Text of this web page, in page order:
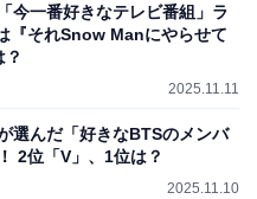
今一番好きなテレビ番組」ラ
『それSnow Manにやらせて
2025.11.11
選んだ「好きなBTSのメンバ
2位「V」、1位は？
2025.11.10